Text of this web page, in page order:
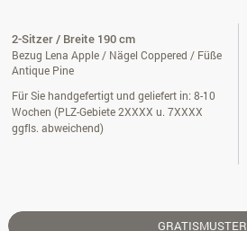
2-Sitzer / Breite 190 cm
Bezug Lena Apple / Nägel Coppered / Füße
Antique Pine
Für Sie handgefertigt und geliefert in: 8-10
Wochen (PLZ-Gebiete 2XXXX u. 7XXXX
ggfls. abweichend)
GRATISMUSTER